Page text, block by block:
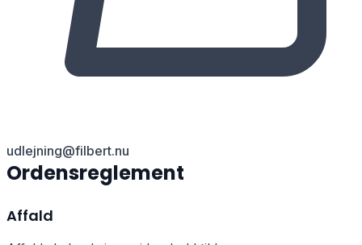
udlejning@filbert.nu
Ordensreglement
Affald